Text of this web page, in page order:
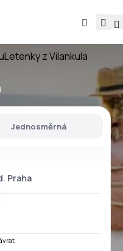
Letenky z Vilankula
Jednosměrná